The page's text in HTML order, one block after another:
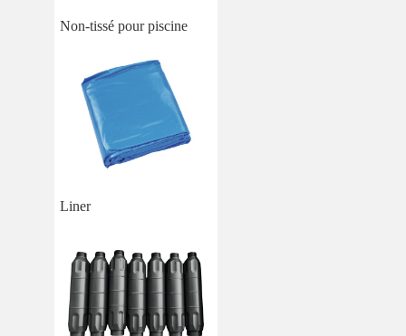
Non-tissé pour piscine
Liner